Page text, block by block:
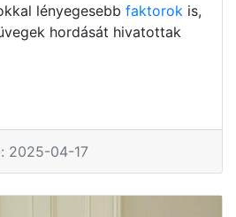
lényegesebb faktorok is,
hordását hivatottak
2025-04-17